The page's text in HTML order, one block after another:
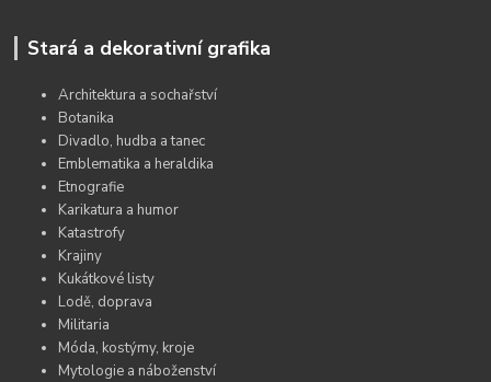
Stará a dekorativní grafika
Architektura a sochařství
Botanika
Divadlo, hudba a tanec
Emblematika a heraldika
Etnografie
Karikatura a humor
Katastrofy
Krajiny
Kukátkové listy
Lodě, doprava
Militaria
Móda, kostýmy, kroje
Mytologie a náboženství